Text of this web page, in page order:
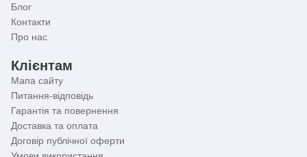
Блог
Контакти
Про нас
Клієнтам
Мапа сайту
Питання-відповідь
Гарантія та повернення
Доставка та оплата
Договір публічної оферти